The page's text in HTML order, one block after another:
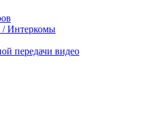
/ Интеркомы
передачи видео